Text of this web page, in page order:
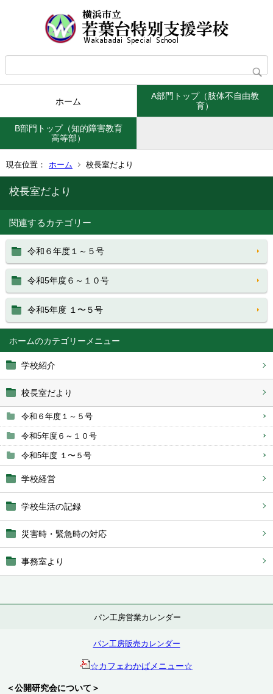
ホーム
A部門トップ（肢体不自由教
育）
B部門トップ（知的障害教育
高等部）
現在位置： ホーム 校長室だより
ホーム
学校紹介
校長室だより
令和６年度１～５号
令和5年度６～１０号
令和5年度 １〜５号
学校経営
学校生活の記録
災害時・緊急時の対応
事務室より
パン工房営業カレンダー
パン工房販売カレンダー
☆カフェわかばメニュー☆
＜公開研究会について＞
校長室だより
関連するカテゴリー
令和６年度１～５号
令和5年度６～１０号
令和5年度 １〜５号